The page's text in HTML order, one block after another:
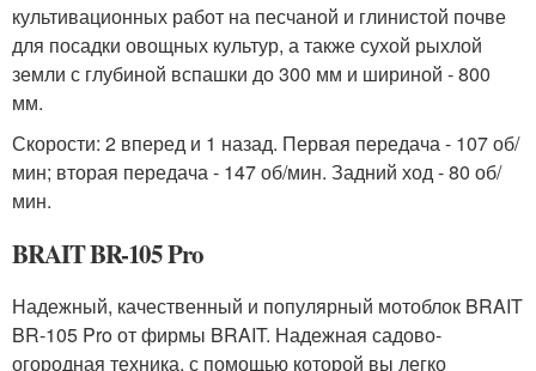
культивационных работ на песчаной и глинистой почве
для посадки овощных культур, а также сухой рыхлой
земли с глубиной вспашки до 300 мм и шириной - 800
мм.
Скорости: 2 вперед и 1 назад. Первая передача - 107 об/
мин; вторая передача - 147 об/мин. Задний ход - 80 об/
мин.
BRAIT BR-105 Pro
Надежный, качественный и популярный мотоблок BRAIT
BR-105 Pro от фирмы BRAIT. Надежная садово-
огородная техника, с помощью которой вы легко